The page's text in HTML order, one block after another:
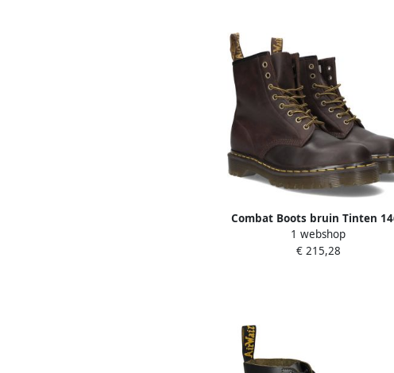
Combat Boots bruin Tinten
Bex Veterboots Laarzen Met
Veters Bruin
1 webshop
€ 215,28